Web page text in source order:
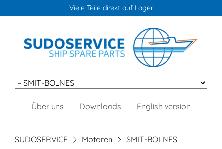
Viele Teile direkt auf Lager
Navigation
Über uns Downloads English version
SUDOSERVICE Motoren SMIT-BOLNES